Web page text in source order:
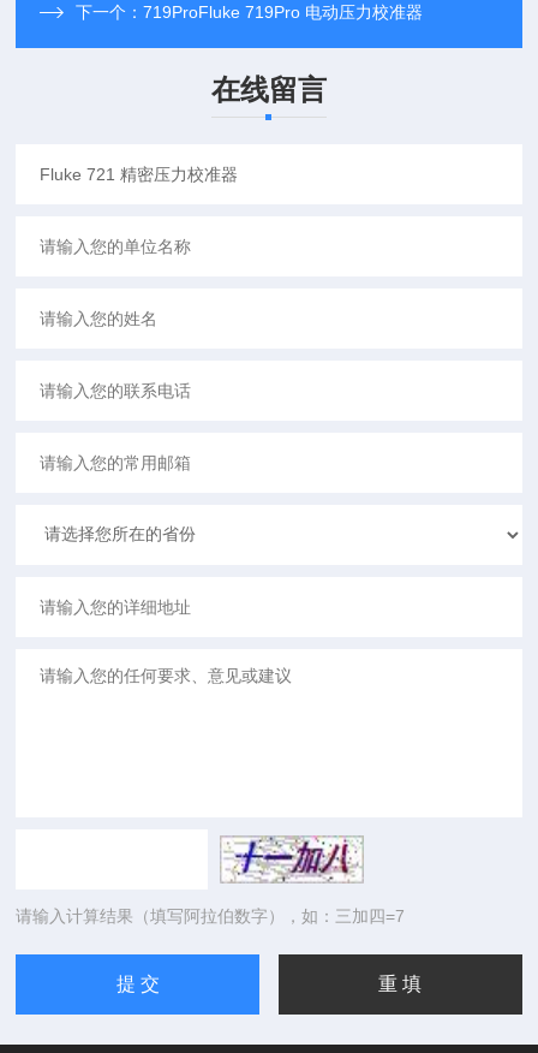
下一个：719ProFluke 719Pro 电动压力校准器
在线留言
请输入计算结果（填写阿拉伯数字），如：三加四=7